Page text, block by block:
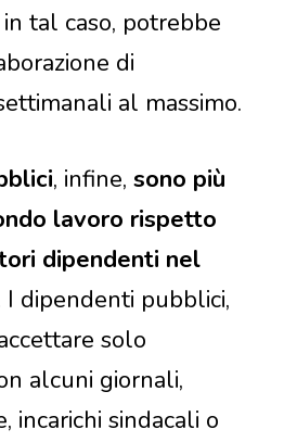
tal caso, potrebbe
di
al massimo.
, infine, sono più
lavoro rispetto
dipendenti nel
I dipendenti pubblici,
solo
alcuni giornali,
incarichi sindacali o